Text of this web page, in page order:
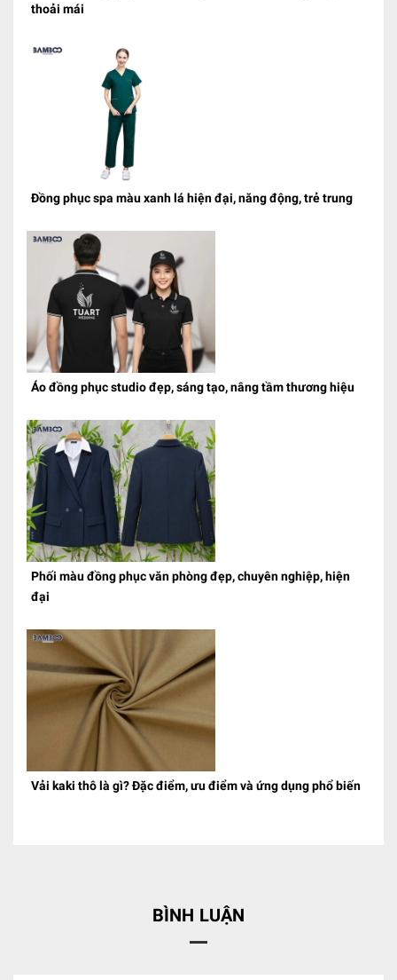
thoải mái
Đồng phục spa màu xanh lá hiện đại, năng động, trẻ trung
Áo đồng phục studio đẹp, sáng tạo, nâng tầm thương hiệu
Phối màu đồng phục văn phòng đẹp, chuyên nghiệp, hiện
đại
Vải kaki thô là gì? Đặc điểm, ưu điểm và ứng dụng phổ biến
BÌNH LUẬN